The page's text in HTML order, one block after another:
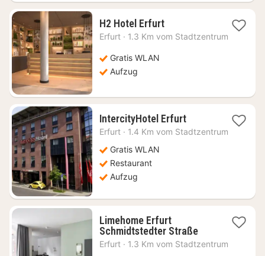
H2 Hotel Erfurt1
Nacht
Erfurt · 1.3 Km vom Stadtzentrum
Gratis WLAN
Aufzug
IntercityHotel Erfurt1
Nacht
Erfurt · 1.4 Km vom Stadtzentrum
Gratis WLAN
Restaurant
Aufzug
Limehome Erfurt
Schmidtstedter Straße1
Nacht
Erfurt · 1.3 Km vom Stadtzentrum